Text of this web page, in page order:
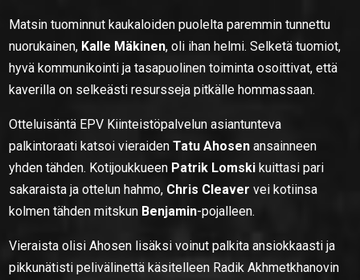
Matsin tuominnut kaukaloiden puolelta paremmin tunnettu
nuorukainen, Kalle Mäkinen, oli ihan helmi. Selketä tuomiot,
hyvä kommunikointi ja tasapuolinen toiminta osoittivat, että
kaverilla on selkeästi resursseja pitkälle hommassaan.
Otteluisäntä EPV Kiinteistöpalvelun asiantunteva
palkintoraati katsoi vieraidenTatu Ahosen ansainneen
yhden tähden. Kotijoukkueen Patrik Lomski kuittasi pari
sakaraista ja ottelun hahmo, Chris Cleaver vei kotiinsa
kolmen tähden mitskun Benjamin-pojalleen.
Vieraista olisi Ahosen lisäksi voinut palkita ansiokkaasti ja
pikkunätisti pelivälinettä käsitelleen Radik Akhmetkhanovin